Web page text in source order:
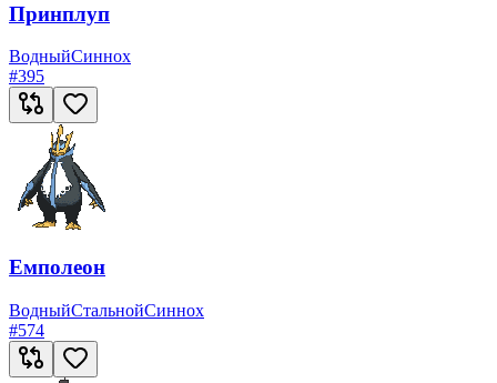
Принплуп
ВодныйСиннох
#395
Емполеон
ВодныйСтальнойСиннох
#574